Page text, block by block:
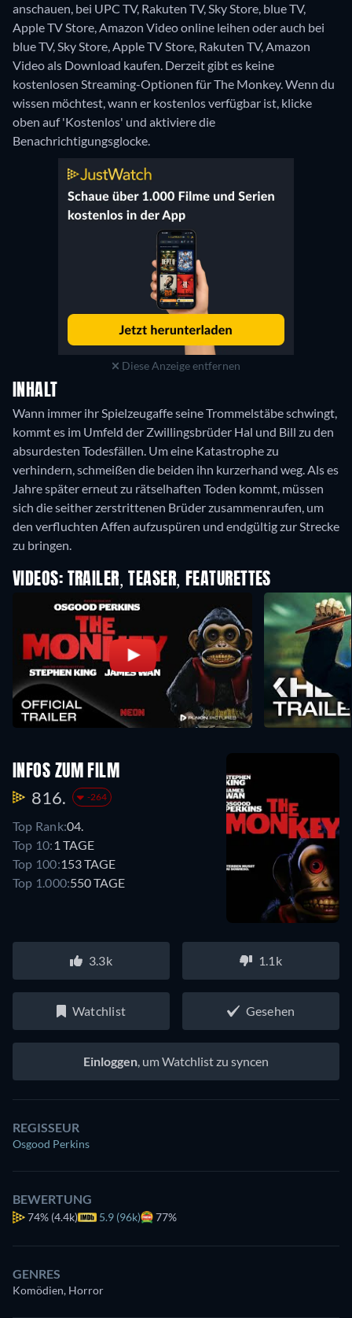
anschauen, bei UPC TV, Rakuten TV, Sky Store, blue TV,
Apple TV Store, Amazon Video online leihen oder auch bei
blue TV, Sky Store, Apple TV Store, Rakuten TV, Amazon
Video als Download kaufen. Derzeit gibt es keine
kostenlosen Streaming-Optionen für The Monkey. Wenn du
wissen möchtest, wann er kostenlos verfügbar ist, klicke
oben auf 'Kostenlos' und aktiviere die
Benachrichtigungsglocke.
Diese Anzeige entfernen
INHALT
Wann immer ihr Spielzeugaffe seine Trommelstäbe schwingt,
kommt es im Umfeld der Zwillingsbrüder Hal und Bill zu den
absurdesten Todesfällen. Um eine Katastrophe zu
verhindern, schmeißen die beiden ihn kurzerhand weg. Als es
Jahre später erneut zu rätselhaften Toden kommt, müssen
sich die seither zerstrittenen Brüder zusammenraufen, um
den verfluchten Affen aufzuspüren und endgültig zur Strecke
zu bringen.
VIDEOS: TRAILER, TEASER, FEATURETTES
INFOS ZUM FILM
816. -264
Top Rank:04.
Top 10: 1 TAGE
Top 100:153 TAGE
Top 1.000:550 TAGE
3.3k 1.1k
Watchlist Gesehen
Einloggen, um Watchlist zu syncen
REGISSEUR
Osgood Perkins
BEWERTUNG
74% (4.4k) 5.9 (96k) 77%
GENRES
Komödien, Horror